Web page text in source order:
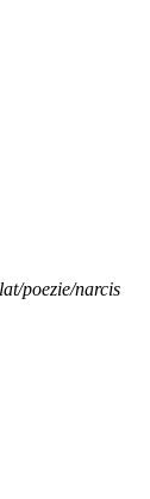
poezie/narcis